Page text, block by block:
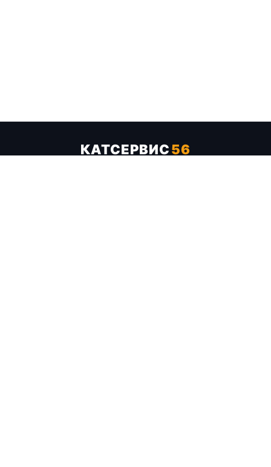
КАТСЕРВИС56